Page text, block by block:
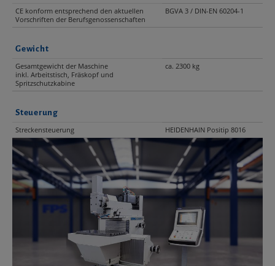
CE konform entsprechend den aktuellen
Vorschriften der Berufsgenossenschaften
BGVA 3 / DIN-EN 60204-1
Gewicht
Gesamtgewicht der Maschine
inkl. Arbeitstisch, Fräskopf und
Spritzschutzkabine
ca. 2300 kg
Steuerung
Streckensteuerung
HEIDENHAIN Positip 8016